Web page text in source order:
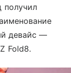
получил
девайс —
Fold8.